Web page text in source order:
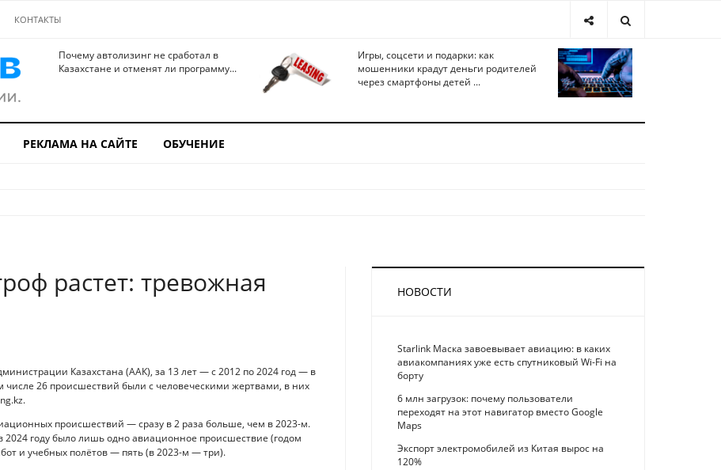
КОНТАКТЫ
Почему автолизинг не сработал в
Казахстане и отменят ли программу...
Игры, соцсети и подарки: как
мошенники крадут деньги родителей
через смартфоны детей ...
РЕКЛАМА НА САЙТЕ ОБУЧЕНИЕ
растет: тревожная
Казахстана (ААК), за 13 лет — с 2012 по 2024 год — в
26 происшествий были с человеческими жертвами, в них
происшествий — сразу в 2 раза больше, чем в 2023-м.
году было лишь одно авиационное происшествие (годом
и учебных полётов — пять (в 2023-м — три).
НОВОСТИ
Starlink Маска завоевывает авиацию: в каких
авиакомпаниях уже есть спутниковый Wi-Fi на
борту
6 млн загрузок: почему пользователи
переходят на этот навигатор вместо Google
Maps
Экспорт электромобилей из Китая вырос на
120%